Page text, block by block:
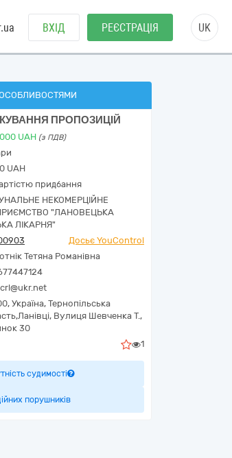
ВХІД РЕЄСТРАЦІЯ UK
ОСОБЛИВОСТЯМИ
ПРОПОЗИЦІЙ
UAH (з ПДВ)
UAH
придбання
НЕКОМЕРЦІЙНЕ
"ЛАНОВЕЦЬКА
ЛІКАРНЯ"
Досьє YouControl
Тетяна Романівна
Україна, Тернопільська
Ланівці, Вулиця Шевченка Т.,
30
1
судимості
порушників